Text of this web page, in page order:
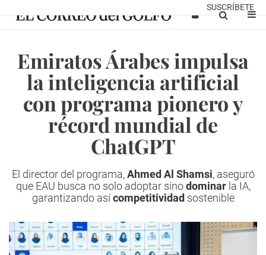
SUSCRÍBETE
Emiratos Árabes impulsa
la inteligencia artificial
con programa pionero y
récord mundial de
ChatGPT
El director del programa,Ahmed Al Shamsi, aseguró
que EAU busca no solo adoptar sinodominar la IA,
garantizando asícompetitividad sostenible